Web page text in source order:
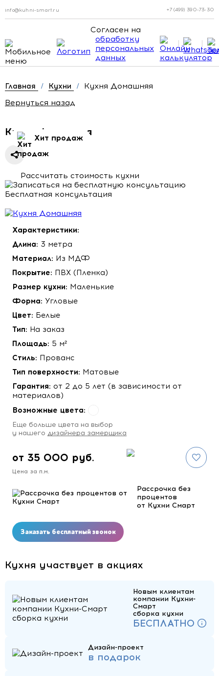
info@kuhni-smart.ru +7 (499) 390-73-30
Согласен на
обработку
персональных
данных
Главная / Кухни /
Кухня Домашняя
Вернуться назад
Кухня Домашняя
Рассчитать стоимость кухни
Бесплатная консультация
Хит продаж
Характеристики:
Длина: 3 метра
Материал: Из МДФ
Покрытие: ПВХ (Пленка)
Размер кухни: Маленькие
Форма: Угловые
Цвет: Белые
Тип: На заказ
Площадь: 5 м²
Стиль: Прованс
Тип поверхности: Матовые
Гарантия: от 2 до 5 лет (в зависимости от
материалов)
Возможные цвета:
Eще больше цвета на выбор
у нашего дизайнера замерщика
от 35 000 руб.
Цена за п.м.
Рассрочка без
процентов
от Кухни Смарт
Заказать бесплатный звонок
Кухня участвует в акциях
Новым клиентам
компании Кухни-
Смарт
сборка кухни
БЕСПЛАТНО
Дизайн-проект
в подарок